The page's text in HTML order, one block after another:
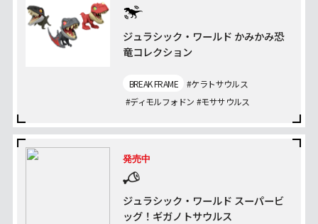
ジュラシック・ワールド かみかみ恐
竜コレクション
BREAK FRAME
#ケラトサウルス
#ディモルフォドン #モササウルス
発売中
ジュラシック・ワールド スーパービ
ッグ！ギガノトサウルス